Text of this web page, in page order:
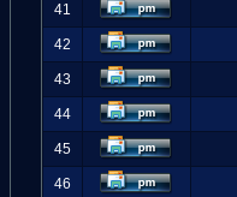
41
42
43
44
45
46